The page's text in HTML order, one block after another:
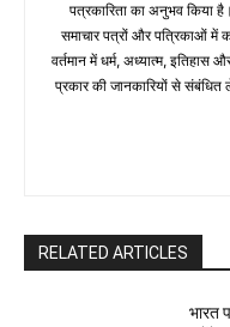
पत्रकारिता का अनुभव किया
समाचार पत्रों और पत्रिकाओं में
वर्तमान में धर्म, अध्यात्म, इतिहास
प्रकार की जानकारियों से संबंधित
RELATED ARTICLES
भारत